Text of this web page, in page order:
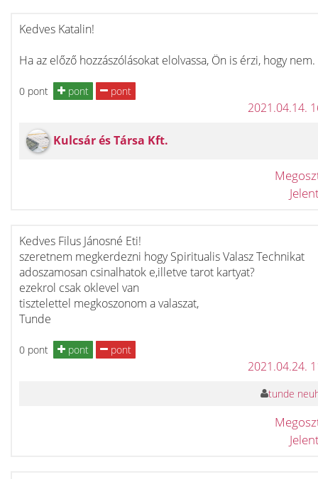
Kedves Katalin!
Ha az előző hozzászólásokat elolvassa, Ön is érzi, hogy nem.
0 pont pont pont
2021.04.14.
Kulcsár és Társa Kft.
Kedves Filus Jánosné Eti!
szeretnem megkerdezni hogy Spiritualis Valasz Technikat
adoszamosan csinalhatok e,illetve tarot kartyat?
ezekrol csak oklevel van
tisztelettel megkoszonom a valaszat,
Tunde
0 pont pont pont
2021.04.24.
tunde